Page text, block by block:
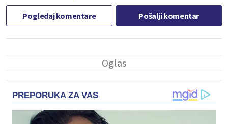
Pogledaj komentare Pošalji komentar
PREPORUKA ZA VAS